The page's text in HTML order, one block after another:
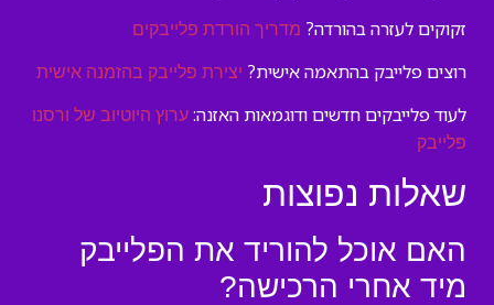
זקוקים לעזרה בהורדה? מדריך הורדת פלייבקים
רוצים פלייבק בהתאמה אישית? יצירת פלייבק בהזמנה אישית
לעוד פלייבקים חדשים ודוגמאות האזנה: ערוץ היוטיוב של ורסנו
פלייבק
שאלות נפוצות
האם אוכל להוריד את הפלייבק
מיד אחרי הרכישה?